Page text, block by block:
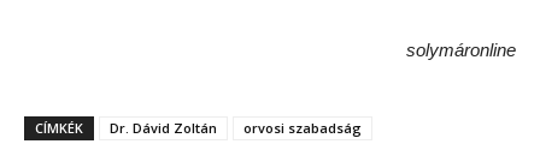
solymáronline
CÍMKÉK Dr. Dávid Zoltán orvosi szabadság